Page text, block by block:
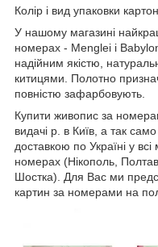
Колір і вид упаковки
У нашому магазині
номерах - Menglei і
надійним якістю,
китицями. Полотно
повністю зафарбовують.
Купити живопис за
видачі р. в Київ, а так
доставкою по Україні у
номерах (Нікополь,
Шостка). Для Вас ми
картин за номерами на